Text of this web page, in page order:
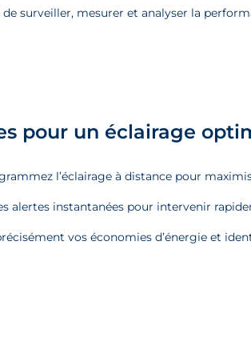
surveiller, mesurer et analyser la
pour un éclairage
l’éclairage à distance pour
alertes instantanées pour intervenir
vos économies d’énergie et